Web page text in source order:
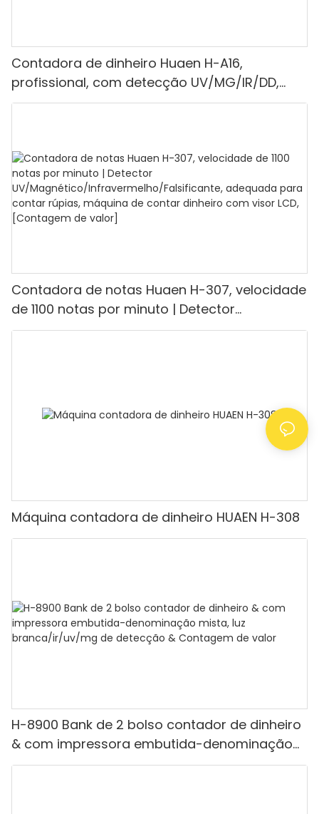
Contadora de dinheiro Huaen H-A16,
profissional, com detecção UV/MG/IR/DD,
capacidade de contagem de 1100 euros por
Contadora de notas Huaen H-307, velocidade
de 1100 notas por minuto | Detector
UV/Magnético/Infravermelho/Falsificante,
Máquina contadora de dinheiro HUAEN H-308
H-8900 Bank de 2 bolso contador de dinheiro
& com impressora embutida-denominação
mista, luz branca/ir/uv/mg de detecção &